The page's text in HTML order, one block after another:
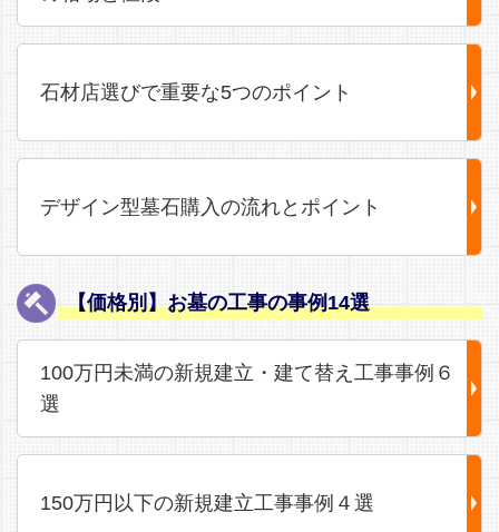
石材店選びで重要な5つのポイント
デザイン型墓石購入の流れとポイント
【価格別】お墓の工事の事例14選
100万円未満の新規建立・建て替え工事事例６
選
150万円以下の新規建立工事事例４選